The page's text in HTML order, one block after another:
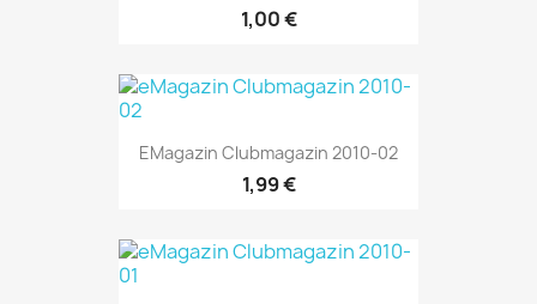
1,00 €
EMagazin Clubmagazin 2010-02
1,99 €